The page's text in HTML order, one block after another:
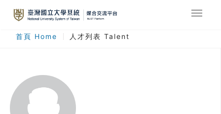
最新消息
人才列表
臺灣國立大學系統
首頁 Home 人才列表 Talent